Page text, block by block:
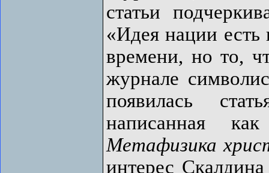
статьи
«Идея нации есть
времени, но то,
журнале
появилась
написанная
Метафизика
интерес